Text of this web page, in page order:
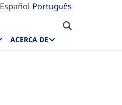
Español Português
ACERCA DE